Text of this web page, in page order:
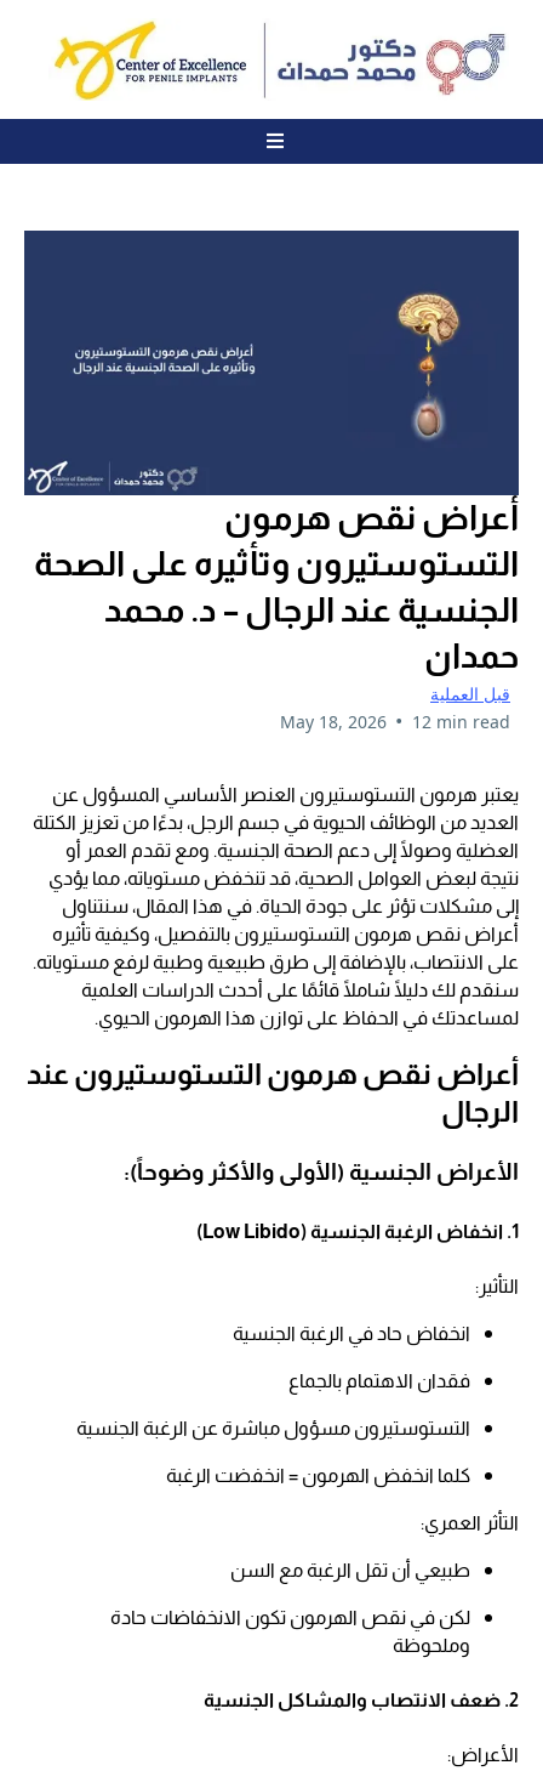
أعراض نقص هرمون
التستوستيرون وتأثيره على الصحة
الجنسية عند الرجال – د. محمد
حمدان
قبل العملية
May 18, 2026 • 12 min read
يعتبر هرمون التستوستيرون العنصر الأساسي المسؤول عن
العديد من الوظائف الحيوية في جسم الرجل، بدءًا من تعزيز الكتلة
العضلية وصولًا إلى دعم الصحة الجنسية. ومع تقدم العمر أو
نتيجة لبعض العوامل الصحية، قد تنخفض مستوياته، مما يؤدي
إلى مشكلات تؤثر على جودة الحياة. في هذا المقال، سنتناول
أعراض نقص هرمون التستوستيرون بالتفصيل، وكيفية تأثيره
على الانتصاب، بالإضافة إلى طرق طبيعية وطبية لرفع مستوياته.
سنقدم لك دليلًا شاملًا قائمًا على أحدث الدراسات العلمية
لمساعدتك في الحفاظ على توازن هذا الهرمون الحيوي.
أعراض نقص هرمون التستوستيرون عند
الرجال
الأعراض الجنسية (الأولى والأكثر وضوحاً):
1. انخفاض الرغبة الجنسية (Low Libido)
التأثير:​
انخفاض حاد في الرغبة الجنسية​
فقدان الاهتمام بالجماع​
التستوستيرون مسؤول مباشرة عن الرغبة الجنسية​
كلما انخفض الهرمون = انخفضت الرغبة​
التأثر العمري:​
طبيعي أن تقل الرغبة مع السن​
لكن في نقص الهرمون تكون الانخفاضات حادة
وملحوظة​
2. ضعف الانتصاب والمشاكل الجنسية
الأعراض:​